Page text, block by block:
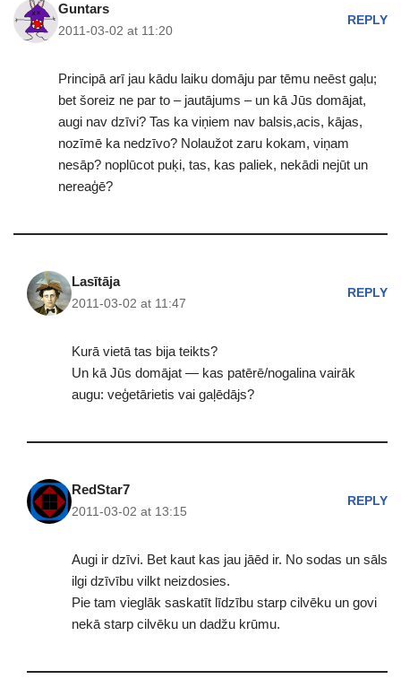
Guntars
2011-03-02 at 11:20
REPLY
Principā arī jau kādu laiku domāju par tēmu neēst gaļu;
bet šoreiz ne par to – jautājums – un kā Jūs domājat,
augi nav dzīvi? Tas ka viņiem nav balsis,acis, kājas,
nozīmē ka nedzīvo? Nolaužot zaru kokam, viņam
nesāp? noplūcot puķi, tas, kas paliek, nekādi nejūt un
nereaģē?
Lasītāja
2011-03-02 at 11:47
REPLY
Kurā vietā tas bija teikts?
Un kā Jūs domājat — kas patērē/nogalina vairāk
augu: veģetārietis vai gaļēdājs?
RedStar7
2011-03-02 at 13:15
REPLY
Augi ir dzīvi. Bet kaut kas jau jāēd ir. No sodas un sāls
ilgi dzīvību vilkt neizdosies.
Pie tam vieglāk saskatīt līdzību starp cilvēku un govi
nekā starp cilvēku un dadžu krūmu.